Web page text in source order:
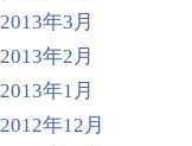
2013年3月
2013年2月
2013年1月
2012年12月